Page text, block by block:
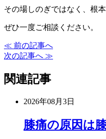
その場しのぎではなく、根
ぜひ一度ご相談ください。
≪ 前の記事へ
次の記事へ ≫
関連記事
2026年08月3日
膝痛の原因は